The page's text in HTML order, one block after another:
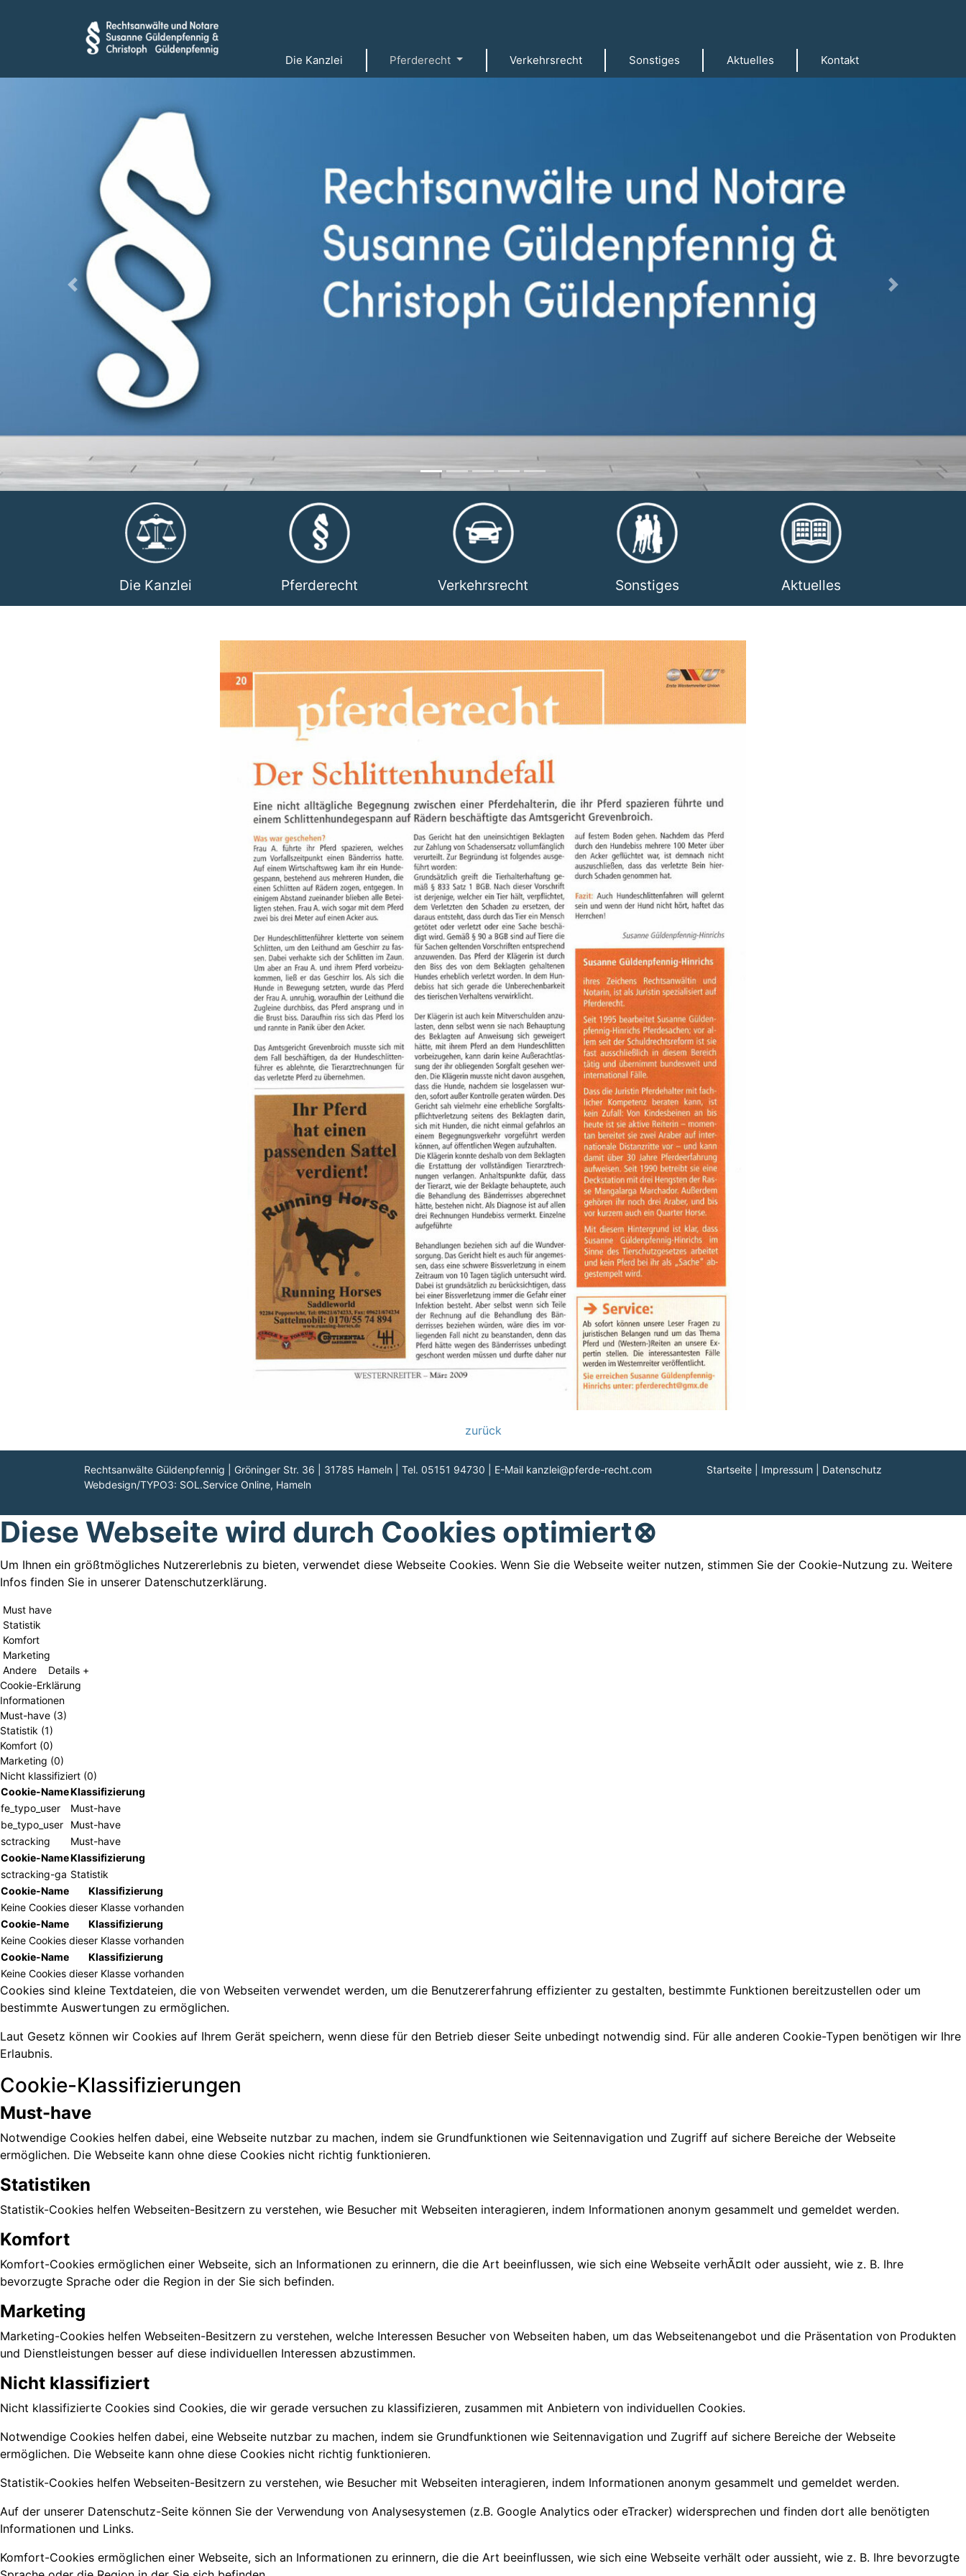
Die Kanzlei Pferderecht Verkehrsrecht Sonstiges Aktuelles Kontakt
Previous Next
Die Kanzlei Pferderecht Verkehrsrecht Sonstiges Aktuelles
zurück
Rechtsanwälte Güldenpfennig | Gröninger Str. 36 | 31785 Hameln | Tel. 05151 94730 | E-Mail kanzlei@pferde-recht.com
Webdesign/TYPO3: SOL.Service Online, Hameln
Startseite Impressum Datenschutz
Diese Webseite wird durch Cookies optimiert⊗
Um Ihnen ein größtmögliches Nutzererlebnis zu bieten, verwendet diese Webseite Cookies. Wenn Sie die Webseite weiter nutzen, stimmen Sie der Cookie-Nutzung zu. Weitere
Infos finden Sie in unserer Datenschutzerklärung.
Must have
Statistik
Komfort
Marketing
Andere
Details +
Cookie-Erklärung
Informationen
Must-have (3)
Statistik (1)
Komfort (0)
Marketing (0)
Nicht klassifiziert (0)
Cookie-NameKlassifizierung
fe_typo_user
Must-have
be_typo_user
Must-have
sctracking
Must-have
Cookie-NameKlassifizierung
sctracking-ga Statistik
Cookie-Name
Klassifizierung
Keine Cookies dieser Klasse vorhanden
Cookie-Name
Klassifizierung
Keine Cookies dieser Klasse vorhanden
Cookie-Name
Klassifizierung
Keine Cookies dieser Klasse vorhanden
Cookies sind kleine Textdateien, die von Webseiten verwendet werden, um die Benutzererfahrung effizienter zu gestalten, bestimmte Funktionen bereitzustellen oder um
bestimmte Auswertungen zu ermöglichen.
Laut Gesetz können wir Cookies auf Ihrem Gerät speichern, wenn diese für den Betrieb dieser Seite unbedingt notwendig sind. Für alle anderen Cookie-Typen benötigen wir Ihre
Erlaubnis.
Cookie-Klassifizierungen
Must-have
Notwendige Cookies helfen dabei, eine Webseite nutzbar zu machen, indem sie Grundfunktionen wie Seitennavigation und Zugriff auf sichere Bereiche der Webseite
ermöglichen. Die Webseite kann ohne diese Cookies nicht richtig funktionieren.
Statistiken
Statistik-Cookies helfen Webseiten-Besitzern zu verstehen, wie Besucher mit Webseiten interagieren, indem Informationen anonym gesammelt und gemeldet werden.
Komfort
Komfort-Cookies ermöglichen einer Webseite, sich an Informationen zu erinnern, die die Art beeinflussen, wie sich eine Webseite verhÃ¤lt oder aussieht, wie z. B. Ihre
bevorzugte Sprache oder die Region in der Sie sich befinden.
Marketing
Marketing-Cookies helfen Webseiten-Besitzern zu verstehen, welche Interessen Besucher von Webseiten haben, um das Webseitenangebot und die Präsentation von Produkten
und Dienstleistungen besser auf diese individuellen Interessen abzustimmen.
Nicht klassifiziert
Nicht klassifizierte Cookies sind Cookies, die wir gerade versuchen zu klassifizieren, zusammen mit Anbietern von individuellen Cookies.
Notwendige Cookies helfen dabei, eine Webseite nutzbar zu machen, indem sie Grundfunktionen wie Seitennavigation und Zugriff auf sichere Bereiche der Webseite
ermöglichen. Die Webseite kann ohne diese Cookies nicht richtig funktionieren.
Statistik-Cookies helfen Webseiten-Besitzern zu verstehen, wie Besucher mit Webseiten interagieren, indem Informationen anonym gesammelt und gemeldet werden.
Auf der unserer Datenschutz-Seite können Sie der Verwendung von Analysesystemen (z.B. Google Analytics oder eTracker) widersprechen und finden dort alle benötigten
Informationen und Links.
Komfort-Cookies ermöglichen einer Webseite, sich an Informationen zu erinnern, die die Art beeinflussen, wie sich eine Webseite verhält oder aussieht, wie z. B. Ihre bevorzugte